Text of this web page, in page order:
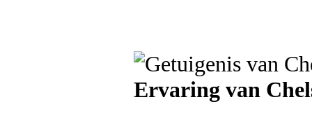
Ervaring van